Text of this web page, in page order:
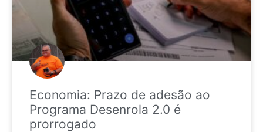
Economia: Prazo de adesão ao
Programa Desenrola 2.0 é
prorrogado